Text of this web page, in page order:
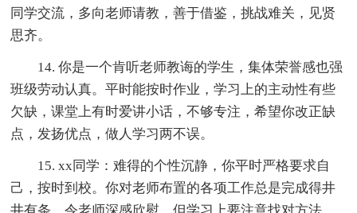
同学交流，多向老师请教，善于借鉴，挑战难关，见贤
思齐。
14. 你是一个肯听老师教诲的学生，集体荣誉感也强
班级劳动认真。平时能按时作业，学习上的主动性有些
欠缺，课堂上有时爱讲小话，不够专注，希望你改正缺
点，发扬优点，做人学习两不误。
15. xx同学：难得的个性沉静，你平时严格要求自
己，按时到校。你对老师布置的各项工作总是完成得井